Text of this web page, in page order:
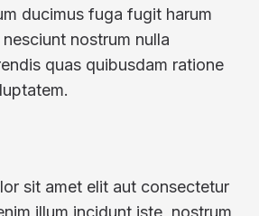
ducimus fuga fugit harum
nostrum nulla
quas quibusdam ratione
sit amet elit aut consectetur